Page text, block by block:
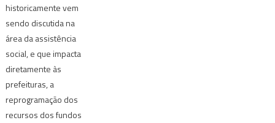
historicamente vem
sendo discutida na
área da assistência
social, e que impacta
diretamente às
prefeituras, a
reprogramação dos
recursos dos fundos